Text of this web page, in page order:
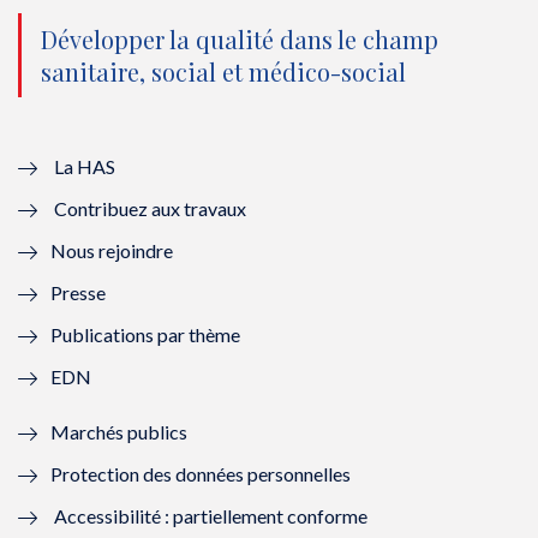
o
u
l
l
f
n
ê
n
o
e
e
n
o
u
ê
n
o
Développer la qualité dans le champ
sanitaire, social et médico-social
La HAS
Contribuez aux travaux
Nous rejoindre
Presse
Publications par thème
EDN
Marchés publics
Protection des données personnelles
Accessibilité : partiellement conforme